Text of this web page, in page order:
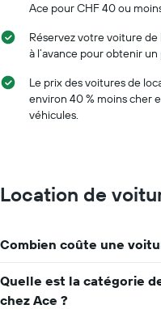
Ace pour CHF 40 ou
Réservez votre voiture de
à l’avance pour obtenir
Le prix des voitures de
environ 40 % moins cher
véhicules.
Location de
Combien coûte une
Quelle est la catégorie
chez Ace ?